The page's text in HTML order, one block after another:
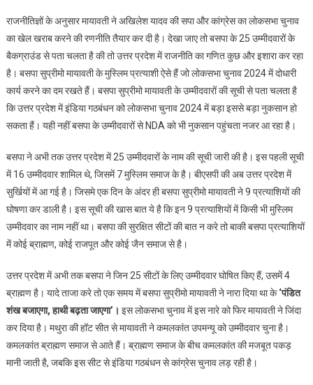
में,
उत्तर
प्रदेश
में
बसपा
बड़ा
खेल
राजनीतिज्ञों के अनुसार मायावती ने अखिलेश यादव की सपा और कांग्रेस का लोकसभा चुनाव
का खेल खराब करने की रणनीति तैयार कर दी है। देखा जाए तो बसपा के 25 उम्मीदवारों के
बैकग्राउंड से पता चलता है की तो उत्तर प्रदेश में राजनीति का गणित कुछ और इशारा कर रहा
है। बसपा सुप्रीमो मायावती के मुस्लिम प्रत्याशी ऐसे हैं जो लोकसभा चुनाव 2024 में दोधारी
कार्य करने का दम रखते हैं। बसपा सुप्रीमो मायावती के उम्मीदवारों की सूची से पता चलता है
कि उत्तर प्रदेश में इंडिया गठबंधन को लोकसभा चुनाव 2024 में बड़ा इससे बड़ा नुकसान हो
सकता हैं। यही नहीं बसपा के उम्मीदवारों से NDA को भी नुकसान पहुंचता नजर आ रहा है।
बसपा ने अभी तक उत्तर प्रदेश में 25 उम्मीदवारों के नाम की सूची जारी की है। इस पहली सूची
में 16 उम्मीदवार शामिल थे, जिसमें 7 मुस्लिम समाज के है। बीएसपी की अब उत्तर प्रदेश में
सुर्खियों में आ गई है। जिसमे एक दिन के अंदर ही बसपा सुप्रीमो मायावती ने 9 प्रत्याशियों की
घोषणा कर डाली है। इस सूची की खास बात ये है कि इन 9 प्रत्याशियों में किसी भी मुस्लिम
उम्मीदवार का नाम नहीं था। बसपा की सुरक्षित सीटों की बात न करे तो बाकी बसपा प्रत्याशियों
में कोई ब्राह्मण, कोई राजपूत और कोई जैन समाज से है।
उत्तर प्रदेश में अभी तक बसपा ने जिन 25 सीटों के लिए उम्मीदवार घोषित किए हैं, उसमें 4
ब्राह्मण है। यादे ताजा करे तो एक समय में बसपा सुप्रीमो मायावती ने नारा दिया था के‘पंडित
शंख बजाएगा, हाथी बढ़ता जाएगा’। इस लोकसभा चुनाव में इस नारे को फिर मायावती ने जिंदा
कर दिया है। मथुरा की हॉट सीत से मायावती ने कमलकांत उपमन्यू को उम्मीदवार चुना है।
कमलकांत ब्राह्मण समाज से आते हैं। ब्राह्मण समाज के बीच कमलकांत की मजबूत पकड़
मानी जाती है, जबकि इस सीट से इंडिया गठबंधन से कांग्रेस चुनाव लड़ रही है।